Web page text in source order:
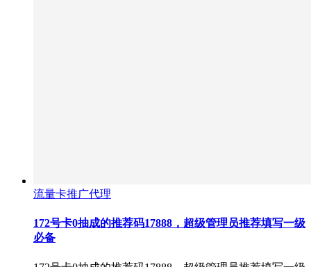
流量卡推广代理
172号卡0抽成的推荐码17888，超级管理员推荐填写一级
必备